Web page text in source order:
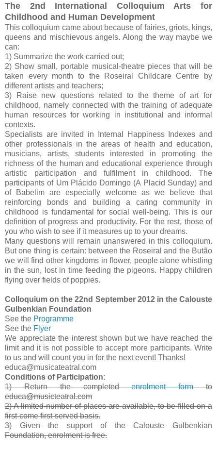
The 2nd International Colloquium Arts for
Childhood and Human Development
This colloquium came about because of fairies, griots, kings,
queens and mischievous angels. Along the way maybe we
can:
1) Summarize the work carried out;
2) Show small, portable musical-theatre pieces that will be
taken every month to the Roseiral Childcare Centre by
different artists and teachers;
3)
Raise new questions related to the theme of art for
childhood, namely connected with the training of adequate
human resources for working in institutional and informal
contexts.
Specialists are invited in Internal Happiness Indexes and
other professionals in the areas of health and education,
musicians, artists, students interested in promoting the
richness of the human and educational experience through
artistic participation and fulfilment in childhood. The
participants of Um Plácido Domingo (A Placid Sunday) and
of Babelim are especially welcome as we believe that
reinforcing bonds and building a caring community in
childhood is fundamental for social well-being. This is our
definition of progress and productivity. For the rest, those of
you who wish to see if it measures up to your dreams.
Many questions will remain unanswered in this colloquium.
But one thing is certain: between the Roseiral and the Butão
we will find other kingdoms in flower, people alone whistling
in the sun, lost in time feeding the pigeons. Happy children
flying over fields of poppies.
Colloquium on the 22nd September 2012 in the Calouste
Gulbenkian Foundation
See the Programme
See the Flyer
We appreciate the interest shown but we have reached the
limit and it is not possible to accept more participants. Write
to us and will count you in for the next event! Thanks!
educa@musicateatral.com
Conditions of Participation:
1)
Return the completedenrolment formto
educa@musicteatral.com
2) A limited number of places are available, to be filled on a
first-come first-served basis.
3)
Given the support of the Calouste Gulbenkian
Foundation, enrolment is free.